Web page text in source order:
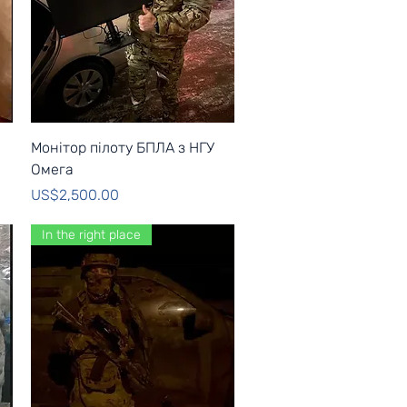
Quick View
Монітор пілоту БПЛА з НГУ
Омега
Price
US$2,500.00
In the right place